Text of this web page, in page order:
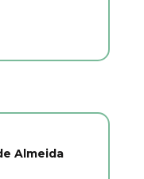
Almeida